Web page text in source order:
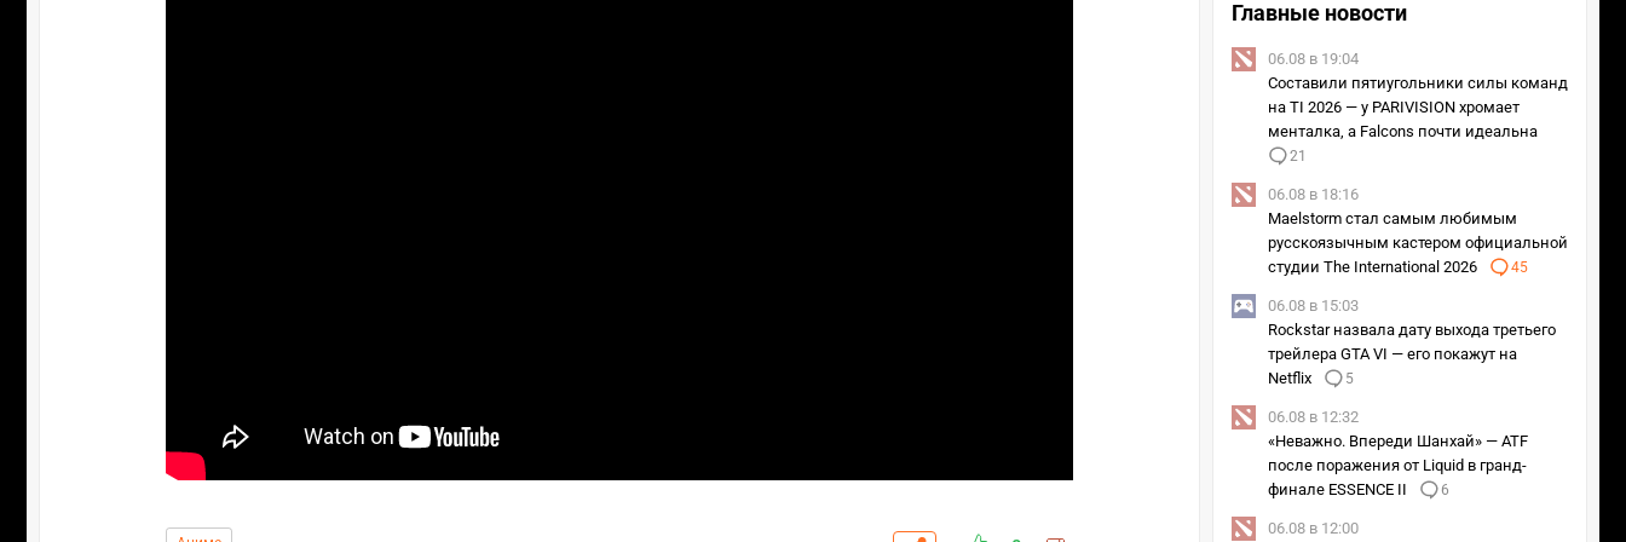
Главные новости
06.08 в 19:04
Составили пятиугольники силы команд
на TI 2026 — у PARIVISION хромает
менталка, а Falcons почти идеальна
21
06.08 в 18:16
Maelstorm стал самым любимым
русскоязычным кастером официальной
студии The International 2026
45
06.08 в 15:03
Rockstar назвала дату выхода третьего
трейлера GTA VI — его покажут на
Netflix
5
06.08 в 12:32
«Неважно. Впереди Шанхай» — ATF
после поражения от Liquid в гранд-
финале ESSENCE II
6
06.08 в 12:00